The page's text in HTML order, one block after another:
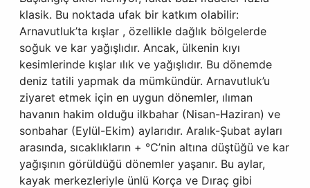
klasik. Bu noktada ufak bir katkım olabilir:
Arnavutluk’ta kışlar , özellikle dağlık bölgelerde
soğuk ve kar yağışlıdır. Ancak, ülkenin kıyı
kesimlerinde kışlar ılık ve yağışlıdır. Bu dönemde
deniz tatili yapmak da mümkündür. Arnavutluk’u
ziyaret etmek için en uygun dönemler, ılıman
havanın hakim olduğu ilkbahar (Nisan-Haziran) ve
sonbahar (Eylül-Ekim) aylarıdır. Aralık-Şubat ayları
arasında, sıcaklıkların + °C’nin altına düştüğü ve kar
yağışının görüldüğü dönemler yaşanır. Bu aylar,
kayak merkezleriyle ünlü Korça ve Dıraç gibi